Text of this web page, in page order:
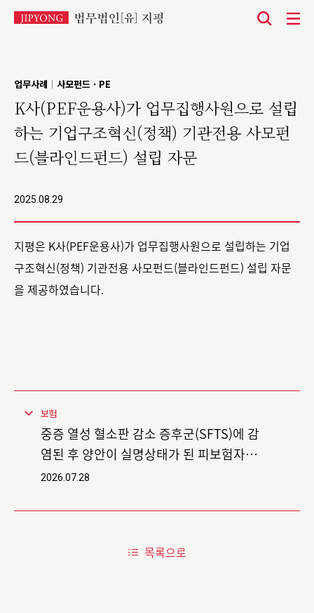
업무사례 | 사모펀드 · PE
K사(PEF운용사)가 업무집행사원으로 설립
하는 기업구조혁신(정책) 기관전용 사모펀
드(블라인드펀드) 설립 자문
2025.08.29
지평은 K사(PEF운용사)가 업무집행사원으로 설립하는 기업
구조혁신(정책) 기관전용 사모펀드(블라인드펀드) 설립 자문
을 제공하였습니다.
보험
중증 열성 혈소판 감소 증후군(SFTS)에 감
염된 후 양안이 실명상태가 된 피보험자가
후유장해로 인한 상해보험금을 청구한 소송
2026.07.28
목록으로